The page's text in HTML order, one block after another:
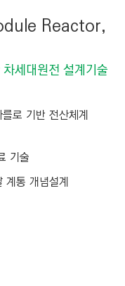
Reactor,
세대원전 설계기술
로 기반 전산체계
기술
계통 개념설계